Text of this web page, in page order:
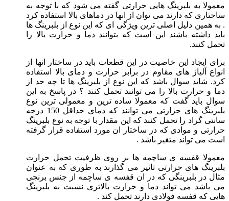
معمولا به بلبرینگ هایی حرارتی گفته می شود که با توجه به
ساختاری که دارند می توان از انها در دماهای بالا استفاده کرد
. به همین دلیل اصلی ترین ویژگی ای که این نوع از بلبرینگ ها
باید داشته باشند این است که بتوانند دما و حرارت بالا را
تحمل کنند.
برای ایجاد این خاصیت در این قطعات باید در ساختار انها از
انواع آلیاژ های مقاوم در برابر حرارت و دمای بالا استفاده
کرد. شاید سوال باشد که این نوع از بلبرینگ ها تا چه حد از
دما و حرارت بالا را می توانند تحمل کنند ؟ در پاسخ به این
سوال باید گفت که معمولا ساده ترین و معمولی ترین نوع
بلبرینگ های حرارتی می توانند که دمای حداقل 150 درجه
سانتی گراد را تحمل کنند که این مقدار با توجه به نوع بلبرینگ
حرارتی و موادی که در ساختار ان مورد استفاده قرار گرفته
است می تواند متغیر باشد .
معمولا قفسه ی ساچمه ها بر روی ظرفیت تحمل حرارت
بلبرینگ های حرارتی تاثیر می گذارند به طوری که به عنوان
مثال در بلبرینگی که در ان قفسه ی ساچمه از جنس برنجی
می باشد می تواند دما و حرارت بالاتری نسبت به بلبرینگ
هایی که قفسه فولادی دارند تحمل کند .